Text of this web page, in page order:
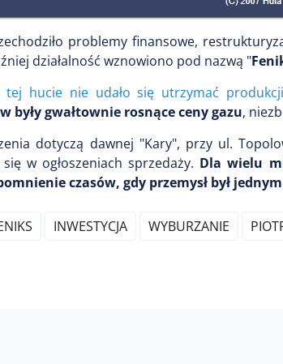
problemy finansowe,
działalność wznowiono pod nazwą "
tej hucie nie udało się utrzymać
były gwałtownie rosnące ceny gazu,
dotyczą dawnej "Kary", przy ul.
w ogłoszeniach sprzedaży. Dla wielu
czasów, gdy przemysł był
INWESTYCJA WYBURZANIE